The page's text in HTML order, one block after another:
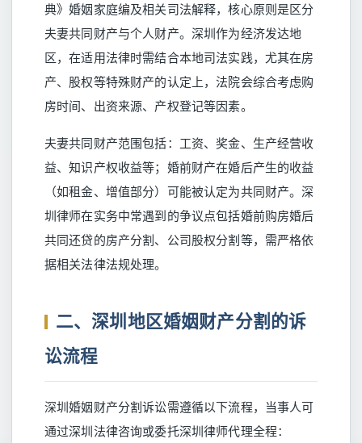
典》婚姻家庭编及相关司法解释，核心原则是区分
夫妻共同财产与个人财产。深圳作为经济发达地
区，在适用法律时需结合本地司法实践，尤其在房
产、股权等特殊财产的认定上，法院会综合考虑购
房时间、出资来源、产权登记等因素。
夫妻共同财产范围包括：工资、奖金、生产经营收
益、知识产权收益等；婚前财产在婚后产生的收益
（如租金、增值部分）可能被认定为共同财产。深
圳律师在实务中常遇到的争议点包括婚前购房婚后
共同还贷的房产分割、公司股权分割等，需严格依
据相关法律法规处理。
二、深圳地区婚姻财产分割的诉
讼流程
深圳婚姻财产分割诉讼需遵循以下流程，当事人可
通过深圳法律咨询或委托深圳律师代理全程：